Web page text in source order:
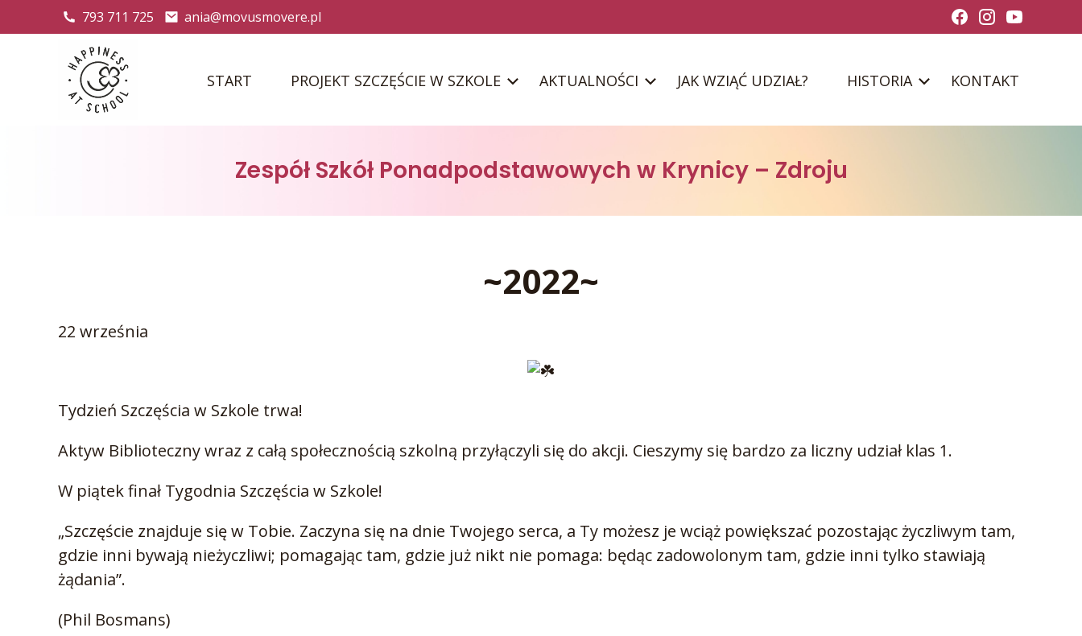
793 711 725 ania@movusmovere.pl
START PROJEKT SZCZĘŚCIE W SZKOLE AKTUALNOŚCI JAK WZIĄĆ UDZIAŁ? HISTORIA KONTAKT
Zespół Szkół Ponadpodstawowych w Krynicy – Zdroju
~2022~
22 września
Tydzień Szczęścia w Szkole trwa!
Aktyw Biblioteczny wraz z całą społecznością szkolną przyłączyli się do akcji. Cieszymy się bardzo za liczny udział klas 1.
W piątek finał Tygodnia Szczęścia w Szkole!
„Szczęście znajduje się w Tobie. Zaczyna się na dnie Twojego serca, a Ty możesz je wciąż powiększać pozostając życzliwym tam,
gdzie inni bywają nieżyczliwi; pomagając tam, gdzie już nikt nie pomaga: będąc zadowolonym tam, gdzie inni tylko stawiają
żądania”.
(Phil Bosmans)